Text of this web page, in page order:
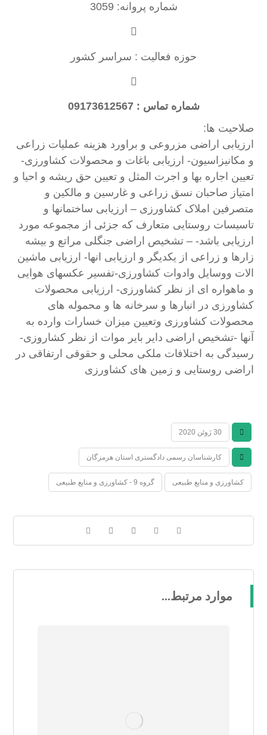
شماره پروانه: 3059
حوزه فعالیت : سراسر کشور
شماره تماس : 09173612567
صلاحیت ها:
ارزیابی اراضی مزروعی و براورد هزینه عملیات زراعی
و مکانیزاسیون- ارزیابی باغات و محصولات کشاورزی-
تعیین اجاره بها و اجرت المثل و تعیین حق ریشه و احیا و
امتیاز صاحبان نسق زراعی و غارسین و مالکین و
متصرفین املاک کشاورزی – ارزیابی ساختمانها و
تاسیسات روستایی متعارف که جزئی از مجموعه مورد
ارزیابی باشد- – تشخیص اراضی جنگلی مراتع و بیشه
زارها و زراعی از یکدیگر و ارزیابی انها- ارزیابی ماشین
الات ووسایل وادوات کشاورزی-تفسیر عکسهای هوایی
و ماهواره ای از نظر کشاورزی- ارزیابی محصولات
کشاورزی در انبارها و سرخانه ها و محموله های
محصولات کشاورزی وتعیین میزان خسارات وارده به
آنها -تشخیص اراضی دایر بایر موات از نظر کشاروزی-
رسیدگی به اختلافات ملکی محلی و حقوقی ارتفاقی در
اراضی روستایی و زمین های کشاورزی
30 ژوئن 2020
کارشناسان رسمی دادگستری استان هرمزگان
کشاورزی و منابع طبیعی گروه 9 - کشاورزی و منابع طبیعی
موارد مرتبط...